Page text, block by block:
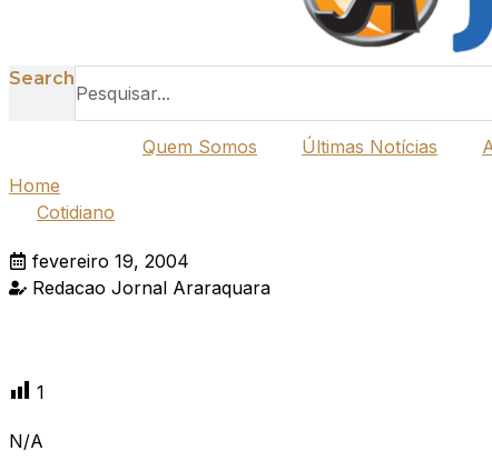
Search
Quem Somos
Últimas Notícias
Home
Cotidiano
fevereiro 19, 2004
Redacao Jornal Araraquara
1
N/A